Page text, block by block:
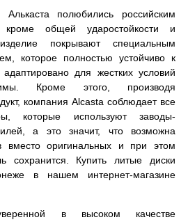
полюбились российским
кроме общей ударостойкости и
покрывают специальным
которое полностью устойчиво к
для жестких условий
Кроме этого, производя
компания Alcasta соблюдает все
которые используют заводы-
а это значит, что возможна
вместо оригинальных и при этом
сохранится. Купить литые диски
в нашем интернет-магазине
в высоком качестве